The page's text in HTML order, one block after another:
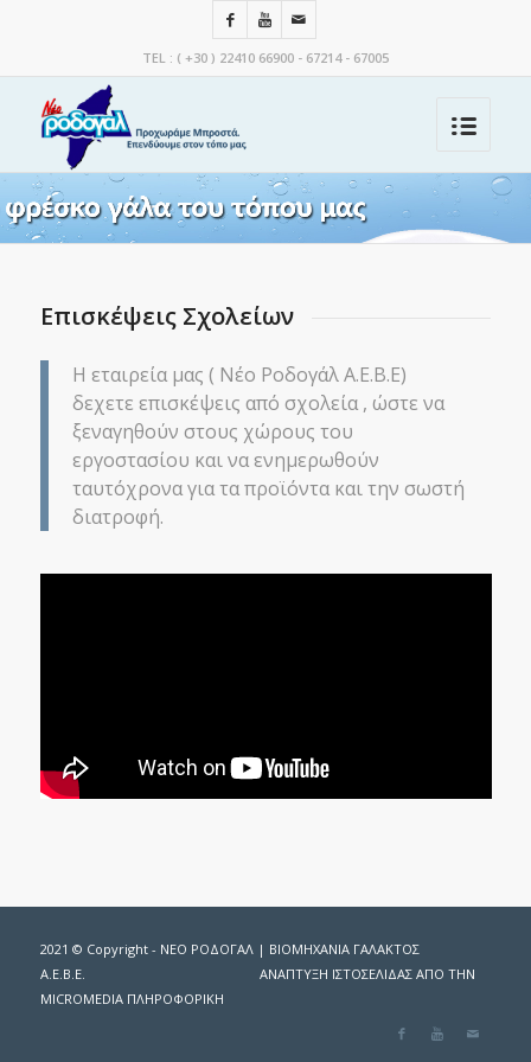
TEL : ( +30 ) 22410 66900 - 67214 - 67005
Επισκέψεις Σχολείων
H εταιρεία μας ( Νέο Ροδογάλ Α.Ε.Β.Ε)
δεχετε επισκέψεις από σχολεία , ώστε να
ξεναγηθούν στους χώρους του
εργοστασίου και να ενημερωθούν
ταυτόχρονα για τα προϊόντα και την σωστή
διατροφή.
2021 © Copyright - ΝΕΟ ΡΟΔΟΓΑΛ | ΒΙΟΜΗΧΑΝΙΑ ΓΑΛΑΚΤΟΣ
Α.Ε.Β.Ε. ΑΝΑΠΤΥΞΗ ΙΣΤΟΣΕΛΙΔΑΣ ΑΠΟ ΤΗΝ
MICROMEDIA ΠΛΗΡΟΦΟΡΙΚΗ